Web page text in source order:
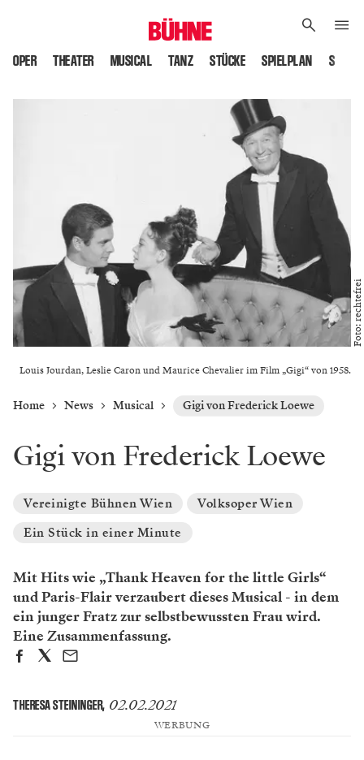
OPER THEATER MUSICAL TANZ STÜCKE SPIELPLAN
Louis Jourdan, Leslie Caron und Maurice Chevalier im Film „Gigi“ von 1958.
Foto: rechtefrei
Home News Musical Gigi von Frederick Loewe
Gigi von Frederick Loewe
Vereinigte Bühnen Wien
Volksoper Wien
Ein Stück in einer Minute
Mit Hits wie „Thank Heaven for the little Girls“
und Paris-Flair verzaubert dieses Musical - in dem
ein junger Fratz zur selbstbewussten Frau wird.
Eine Zusammenfassung.
THERESA STEININGER, 02.02.2021
WERBUNG